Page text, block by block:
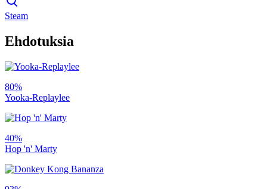
Steam
Ehdotuksia
80%
Yooka-Replaylee
40%
Hop 'n' Marty